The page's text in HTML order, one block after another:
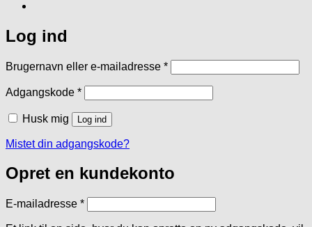
Log ind
Brugernavn eller e-mailadresse *Påkrævet
Adgangskode *Påkrævet
Husk mig Log ind
Mistet din adgangskode?
Opret en kundekonto
E-mailadresse *Påkrævet